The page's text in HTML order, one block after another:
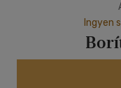
15/33-as módszert,
legalább olyan
Az egyesült
kemény,
Letehetetlenül
érvényesül a tini lány
Ingyen